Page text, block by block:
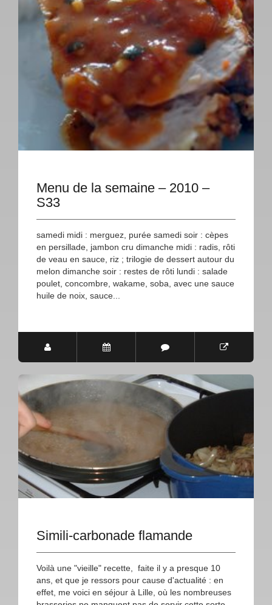
Menu de la semaine – 2010 –
S33
samedi midi : merguez, purée samedi soir : cèpes
en persillade, jambon cru dimanche midi : radis, rôti
de veau en sauce, riz ; trilogie de dessert autour du
melon dimanche soir : restes de rôti lundi : salade
poulet, concombre, wakame, soba, avec une sauce
huile de noix, sauce...
Simili-carbonade flamande
Voilà une "vieille" recette, faite il y a presque 10
ans, et que je ressors pour cause d'actualité : en
effet, me voici en séjour à Lille, où les nombreuses